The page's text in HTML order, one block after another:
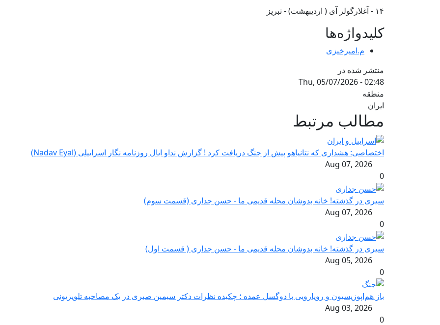
۱۴ - آغلارگولر آی ( اردیبهشت) - تبریز
کلیدواژه‌ها
م.امیرخیزی
منتشر شده در
Thu, 05/07/2026 - 02:48
منطقه
ایران
مطالب مرتبط
اختصاصی: هشداری که نتانیاهو پیش از جنگ دریافت کرد ! گزارش نداو ایال روزنامه نگار اسراییلی (Nadav Eyal)
Aug 07, 2026
0
سیری در گذشته! خانه بدوشان محله قدیمی ما - حسن جداری (قسمت سوم)
Aug 07, 2026
0
سیری در گذشته! خانه بدوشان محله قدیمی ما - حسن جداری ( قسمت اول)
Aug 05, 2026
0
باز هم‌اپوزیسیون‌ و رویارویی با ‌دو‌گسل عمده ؛ چکیده نظرات دکتر سیمین صبری در یک مصاحبه تلویزیونی
Aug 03, 2026
0